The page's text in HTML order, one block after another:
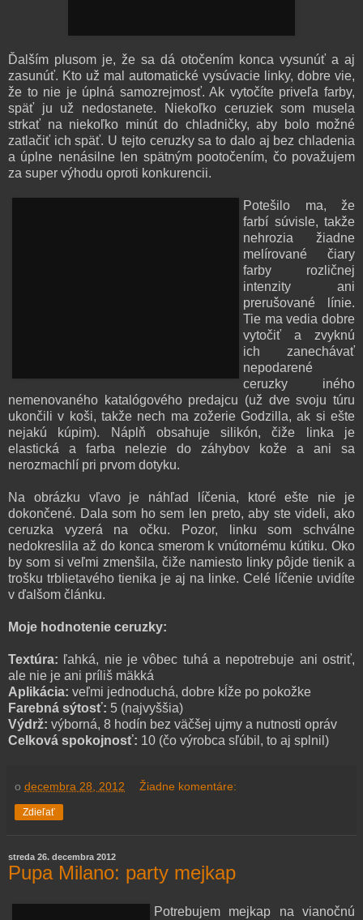
Ďalším plusom je, že sa dá otočením konca vysunúť a aj
zasunúť. Kto už mal automatické vysúvacie linky, dobre vie,
že to nie je úplná samozrejmosť. Ak vytočíte priveľa farby,
späť ju už nedostanete. Niekoľko ceruziek som musela
strkať na niekoľko minút do chladničky, aby bolo možné
zatlačiť ich späť. U tejto ceruzky sa to dalo aj bez chladenia
a úplne nenásilne len spätným pootočením, čo považujem
za super výhodu oproti konkurencii.
Potešilo ma, že
farbí súvisle, takže
nehrozia žiadne
melírované čiary
farby rozličnej
intenzity ani
prerušované línie.
Tie ma vedia dobre
vytočiť a zvyknú
ich zanechávať
nepodarené
ceruzky iného
nemenovaného katalógového predajcu (už dve svoju túru
ukončili v koši, takže nech ma zožerie Godzilla, ak si ešte
nejakú kúpim). Náplň obsahuje silikón, čiže linka je
elastická a farba nelezie do záhybov kože a ani sa
nerozmachlí pri prvom dotyku.
Na obrázku vľavo je náhľad líčenia, ktoré ešte nie je
dokončené. Dala som ho sem len preto, aby ste videli, ako
ceruzka vyzerá na očku. Pozor, linku som schválne
nedokreslila až do konca smerom k vnútornému kútiku. Oko
by som si veľmi zmenšila, čiže namiesto linky pôjde tienik a
trošku trblietavého tienika je aj na linke. Celé líčenie uvidíte
v ďalšom článku.
Moje hodnotenie ceruzky:
Textúra: ľahká, nie je vôbec tuhá a nepotrebuje ani ostriť,
ale nie je ani príliš mäkká
Aplikácia: veľmi jednoduchá, dobre kĺže po pokožke
Farebná sýtosť: 5 (najvyššia)
Výdrž: výborná, 8 hodín bez väčšej ujmy a nutnosti opráv
Celková spokojnosť: 10 (čo výrobca sľúbil, to aj splnil)
o decembra 28, 2012 Žiadne komentáre:
Zdieľať
streda 26. decembra 2012
Pupa Milano: party mejkap
Potrebujem mejkap na vianočnú